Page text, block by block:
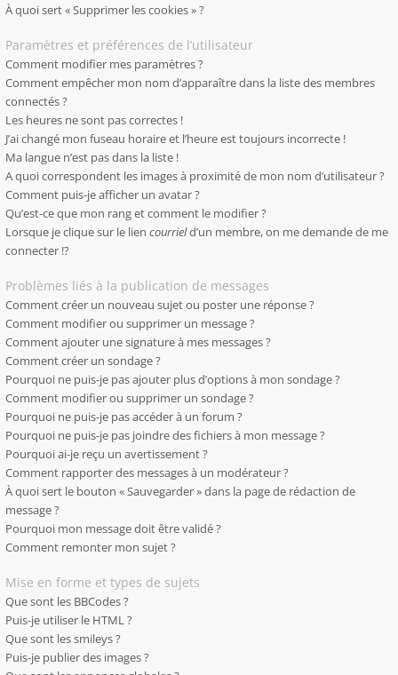
À quoi sert « Supprimer les cookies » ?
Paramètres et préférences de l’utilisateur
Comment modifier mes paramètres ?
Comment empêcher mon nom d’apparaître dans la liste des membres
connectés ?
Les heures ne sont pas correctes !
J’ai changé mon fuseau horaire et l’heure est toujours incorrecte !
Ma langue n’est pas dans la liste !
A quoi correspondent les images à proximité de mon nom d’utilisateur ?
Comment puis-je afficher un avatar ?
Qu’est-ce que mon rang et comment le modifier ?
Lorsque je clique sur le lien courrield’un membre, on me demande de me
connecter !?
Problèmes liés à la publication de messages
Comment créer un nouveau sujet ou poster une réponse ?
Comment modifier ou supprimer un message ?
Comment ajouter une signature à mes messages ?
Comment créer un sondage ?
Pourquoi ne puis-je pas ajouter plus d’options à mon sondage ?
Comment modifier ou supprimer un sondage ?
Pourquoi ne puis-je pas accéder à un forum ?
Pourquoi ne puis-je pas joindre des fichiers à mon message ?
Pourquoi ai-je reçu un avertissement ?
Comment rapporter des messages à un modérateur ?
À quoi sert le bouton « Sauvegarder » dans la page de rédaction de
message ?
Pourquoi mon message doit être validé ?
Comment remonter mon sujet ?
Mise en forme et types de sujets
Que sont les BBCodes ?
Puis-je utiliser le HTML ?
Que sont les smileys ?
Puis-je publier des images ?